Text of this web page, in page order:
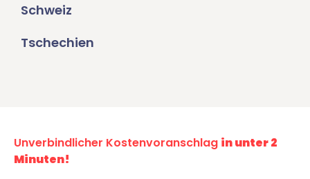
Schweiz
Tschechien
Unverbindlicher Kostenvoranschlag in unter 2
Minuten!